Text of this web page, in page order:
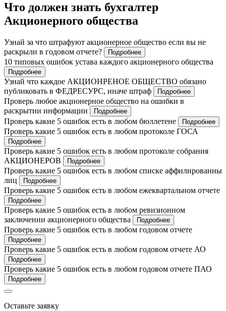
Что должен знать бухгалтер
Акционерного общества
Узнай за что штрафуют акционерное общество если вы не
раскрыли в годовом отчете?
Подробнее
10 типовых ошибок устава каждого акционерного общества
Подробнее
Узнай что каждое АКЦИОНРЕНОЕ ОБЩЕСТВО обязано
публиковать в ФЕДРЕСУРС, иначе штраф
Подробнее
Проверь любое акционерное общество на ошибки в
раскрытии информации
Подробнее
Проверь какие 5 ошибок есть в любом бюллетене Подробнее
Проверь какие 5 ошибок есть в любом протоколе ГОСА
Подробнее
Проверь какие 5 ошибок есть в любом протоколе собрания
АКЦИОНЕРОВ
Подробнее
Проверь какие 5 ошибок есть в любом списке аффилированны
лиц
Подробнее
Проверь какие 5 ошибок есть в любом ежеквартальном отчете
Подробнее
Проверь какие 5 ошибок есть в любом ревизионном
заключении акционерного общества
Подробнее
Проверь какие 5 ошибок есть в любом годовом отчете
Подробнее
Проверь какие 5 ошибок есть в любом годовом отчете АО
Подробнее
Проверь какие 5 ошибок есть в любом годовом отчете ПАО
Подробнее
Оставьте заявку